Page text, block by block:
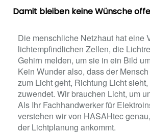
Damit bleiben keine Wünsche
Die menschliche Netzhaut hat eine
lichtempfindlichen Zellen, die
Gehirn melden, um sie in ein Bild
Kein Wunder also, dass der
zum Licht geht, Richtung Licht
zuwendet. Wir brauchen Licht, um
Als Ihr Fachhandwerker für
verstehen wir von HASAHtec
der Lichtplanung ankommt.